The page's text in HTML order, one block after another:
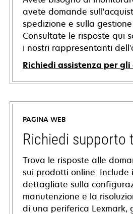
avete domande
spedizione e sulla
Consultate le risposte qui
i nostri rappresentanti
Richiedi assistenza per
PAGINA WEB
Richiedi supporto
Trova le risposte alle
sui prodotti online. Include
dettagliate sulla
manutenzione e la
di una periferica Lexmark,